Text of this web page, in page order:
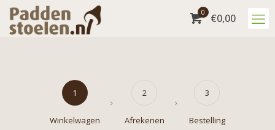
0 €0,00
1
Winkelwagen
2
Afrekenen
3
Bestelling